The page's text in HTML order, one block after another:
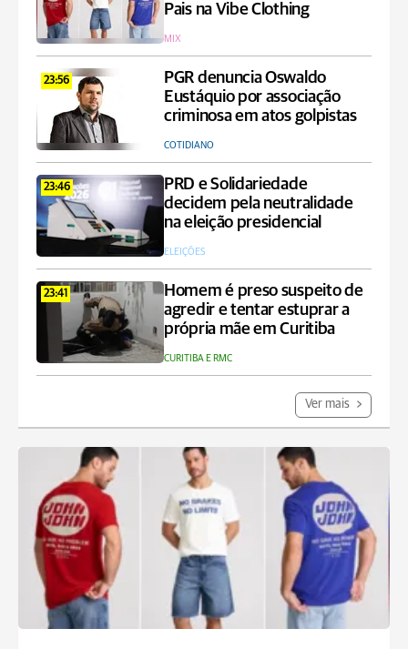
Pais na Vibe Clothing
MIX
23:56
PGR denuncia Oswaldo
Eustáquio por associação
criminosa em atos golpistas
COTIDIANO
23:46
PRD e Solidariedade
decidem pela neutralidade
na eleição presidencial
ELEIÇÕES
23:41
Homem é preso suspeito de
agredir e tentar estuprar a
própria mãe em Curitiba
CURITIBA E RMC
Ver mais